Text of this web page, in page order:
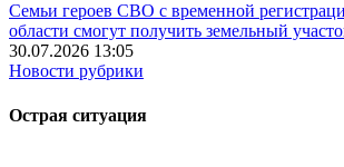
Семьи героев СВО с временной
области смогут получить земельный
30.07.2026 13:05
Новости рубрики
Острая ситуация